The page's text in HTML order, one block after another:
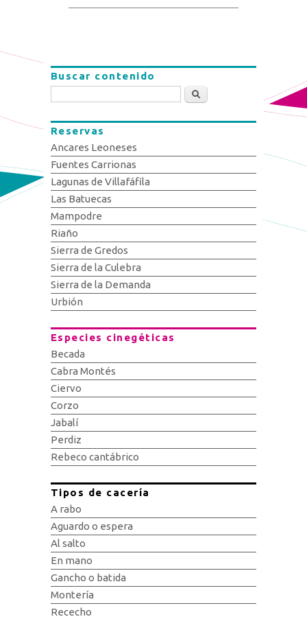
Buscar contenido
Buscar
Reservas
Ancares Leoneses
Fuentes Carrionas
Lagunas de Villafáfila
Las Batuecas
Mampodre
Riaño
Sierra de Gredos
Sierra de la Culebra
Sierra de la Demanda
Urbión
Especies cinegéticas
Becada
Cabra Montés
Ciervo
Corzo
Jabalí
Perdiz
Rebeco cantábrico
Tipos de cacería
A rabo
Aguardo o espera
Al salto
En mano
Gancho o batida
Montería
Rececho